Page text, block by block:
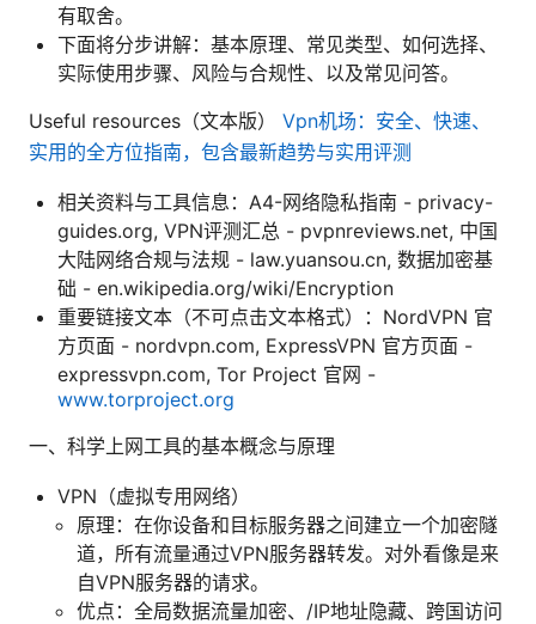
有取舍。
下面将分步讲解：基本原理、常见类型、如何选择、
实际使用步骤、风险与合规性、以及常见问答。
Useful resources（文本版） Vpn机场：安全、快速、
实用的全方位指南，包含最新趋势与实用评测
相关资料与工具信息：A4-网络隐私指南 - privacy-
guides.org, VPN评测汇总 - pvpnreviews.net, 中国
大陆网络合规与法规 - law.yuansou.cn, 数据加密基
础 - en.wikipedia.org/wiki/Encryption
重要链接文本（不可点击文本格式）：NordVPN 官
方页面 - nordvpn.com, ExpressVPN 官方页面 -
expressvpn.com, Tor Project 官网 -
www.torproject.org
一、科学上网工具的基本概念与原理
VPN（虚拟专用网络）
原理：在你设备和目标服务器之间建立一个加密隧
道，所有流量通过VPN服务器转发。对外看像是来
自VPN服务器的请求。
优点：全局数据流量加密、/IP地址隐藏、跨国访问